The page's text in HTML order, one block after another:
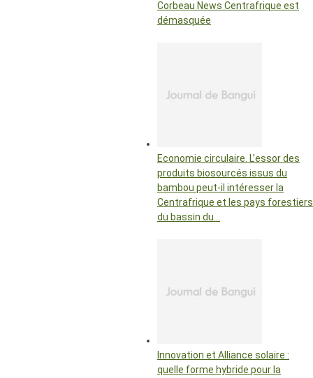
Corbeau News Centrafrique est
démasquée
Economie circulaire. L’essor des
produits biosourcés issus du
bambou peut-il intéresser la
Centrafrique et les pays forestiers
du bassin du…
Innovation et Alliance solaire :
quelle forme hybride pour la